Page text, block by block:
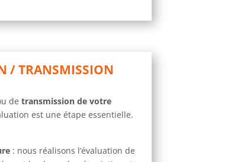
/ TRANSMISSION
de transmission de votre
est une étape essentielle.
: nous réalisons l’évaluation de